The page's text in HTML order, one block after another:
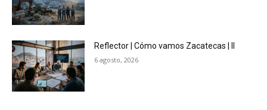
Reflector | Cómo vamos Zacatecas | II
6 agosto, 2026